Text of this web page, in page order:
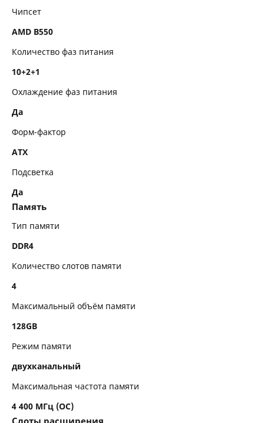
Внутренние разъемы
Габариты
Чипсет
AMD B550
Количество фаз питания
10+2+1
Охлаждение фаз питания
Да
Форм-фактор
ATX
Подсветка
Да
Память
Тип памяти
DDR4
Количество слотов памяти
4
Максимальный объём памяти
128GB
Режим памяти
двухканальный
Максимальная частота памяти
4 400 МГц (OC)
Слоты расширения